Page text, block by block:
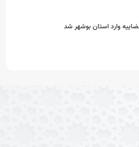
وارد استان بوشهر شد